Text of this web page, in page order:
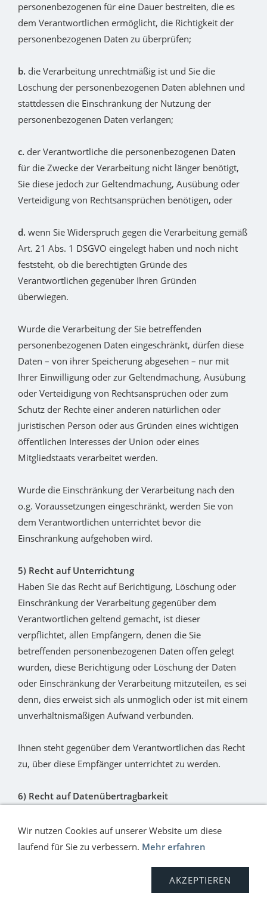
personenbezogenen für eine Dauer bestreiten, die es
dem Verantwortlichen ermöglicht, die Richtigkeit der
personenbezogenen Daten zu überprüfen;
b. die Verarbeitung unrechtmäßig ist und Sie die
Löschung der personenbezogenen Daten ablehnen und
stattdessen die Einschränkung der Nutzung der
personenbezogenen Daten verlangen;
c. der Verantwortliche die personenbezogenen Daten
für die Zwecke der Verarbeitung nicht länger benötigt,
Sie diese jedoch zur Geltendmachung, Ausübung oder
Verteidigung von Rechtsansprüchen benötigen, oder
d. wenn Sie Widerspruch gegen die Verarbeitung gemäß
Art. 21 Abs. 1 DSGVO eingelegt haben und noch nicht
feststeht, ob die berechtigten Gründe des
Verantwortlichen gegenüber Ihren Gründen
überwiegen.
Wurde die Verarbeitung der Sie betreffenden
personenbezogenen Daten eingeschränkt, dürfen diese
Daten – von ihrer Speicherung abgesehen – nur mit
Ihrer Einwilligung oder zur Geltendmachung, Ausübung
oder Verteidigung von Rechtsansprüchen oder zum
Schutz der Rechte einer anderen natürlichen oder
juristischen Person oder aus Gründen eines wichtigen
öffentlichen Interesses der Union oder eines
Mitgliedstaats verarbeitet werden.
Wurde die Einschränkung der Verarbeitung nach den
o.g. Voraussetzungen eingeschränkt, werden Sie von
dem Verantwortlichen unterrichtet bevor die
Einschränkung aufgehoben wird.
5) Recht auf Unterrichtung
Haben Sie das Recht auf Berichtigung, Löschung oder
Einschränkung der Verarbeitung gegenüber dem
Verantwortlichen geltend gemacht, ist dieser
verpflichtet, allen Empfängern, denen die Sie
betreffenden personenbezogenen Daten offen gelegt
wurden, diese Berichtigung oder Löschung der Daten
oder Einschränkung der Verarbeitung mitzuteilen, es sei
denn, dies erweist sich als unmöglich oder ist mit einem
unverhältnismäßigen Aufwand verbunden.
Ihnen steht gegenüber dem Verantwortlichen das Recht
zu, über diese Empfänger unterrichtet zu werden.
6) Recht auf Datenübertragbarkeit
personenbezogenen Daten, die Sie dem
Verantwortlichen bereitgestellt haben, in einem
zu erhalten. Außerdem haben Sie das Recht diese Daten
einem anderen Verantwortlichen ohne Behinderung
Wir nutzen Cookies auf unserer Website um diese
laufend für Sie zu verbessern. Mehr erfahren
AKZEPTIEREN